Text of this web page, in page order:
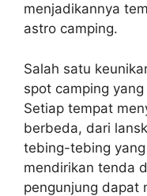
menjadikannya
astro camping.
Salah satu
spot camping
Setiap tempat
berbeda, dari
tebing-tebing
mendirikan tenda
pengunjung dapat